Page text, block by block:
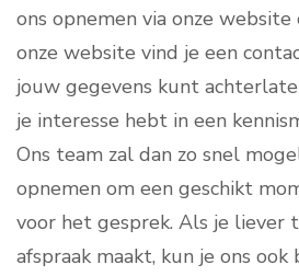
ons opnemen via onze
onze website vind je een
jouw gegevens kunt
je interesse hebt in een
Ons team zal dan zo snel
opnemen om een geschikt
voor het gesprek. Als je liever
afspraak maakt, kun je ons